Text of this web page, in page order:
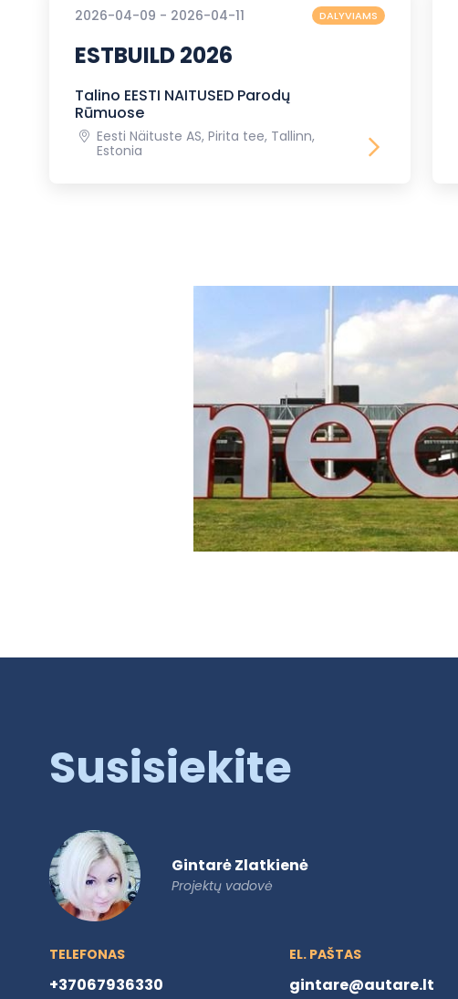
2026-04-09 - 2026-04-11 DALYVIAMS
ESTBUILD 2026
Talino EESTI NAITUSED Parodų
Rūmuose
Eesti Näituste AS, Pirita tee, Tallinn,
Estonia
Susisiekite
Gintarė Zlatkienė
Projektų vadovė
TELEFONAS
+37067936330
EL. PAŠTAS
gintare@autare.lt